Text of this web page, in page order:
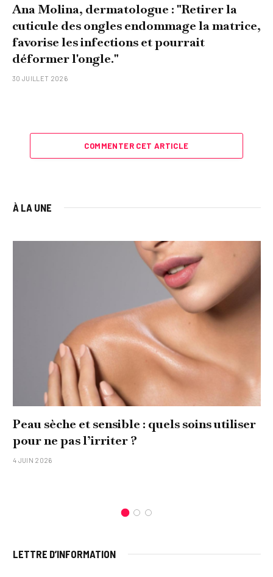
Ana Molina, dermatologue : "Retirer la
cuticule des ongles endommage la matrice,
favorise les infections et pourrait
déformer l'ongle."
30 JUILLET 2026
COMMENTER CET ARTICLE
À LA UNE
Peau sèche et sensible : quels soins utiliser
pour ne pas l’irriter ?
4 JUIN 2026
LETTRE D’INFORMATION